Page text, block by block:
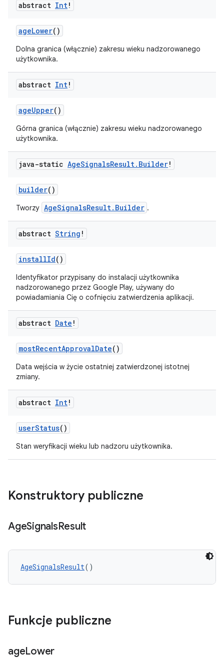
abstract Int!
ageLower()
Dolna granica (włącznie) zakresu wieku nadzorowanego
użytkownika.
abstract Int!
ageUpper()
Górna granica (włącznie) zakresu wieku nadzorowanego
użytkownika.
java-static AgeSignalsResult. Builder!
builder()
Tworzy AgeSignalsResult.Builder .
abstract String !
installId()
Identyfikator przypisany do instalacji użytkownika
nadzorowanego przez Google Play, używany do
powiadamiania Cię o cofnięciu zatwierdzenia aplikacji.
abstract Date !
mostRecentApprovalDate()
Data wejścia w życie ostatniej zatwierdzonej istotnej
zmiany.
abstract Int!
userStatus()
Stan weryfikacji wieku lub nadzoru użytkownika.
Konstruktory publiczne
AgeSignalsResult
AgeSignalsResult()
Funkcje publiczne
ageLower